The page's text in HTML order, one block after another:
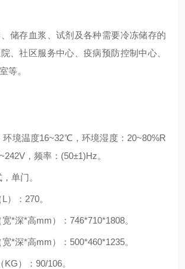
储存血浆 试剂及各种需要冷冻储存的
、社区服务中心 疫病预防控制中心
等。
环境温度16~32℃，环境湿度： 20~80%R
，频率： (50±1)Hz。
， 单门。
L） ： 270。
宽*深*高mm） ： 746*710*1808。
宽*深*高mm） ： 500*460*1235。
KG） ： 90/106。